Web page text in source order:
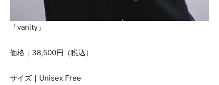
「vanity」
価格｜38,500円（税込）
サイズ｜Unisex Free